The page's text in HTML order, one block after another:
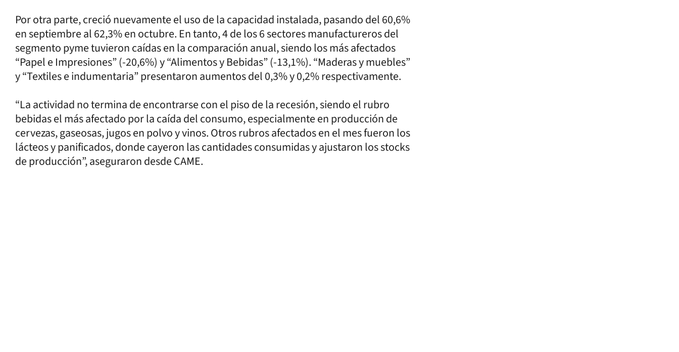
Por otra parte, creció nuevamente el uso de la capacidad instalada, pasando del 60,6%
en septiembre al 62,3% en octubre. En tanto, 4 de los 6 sectores manufactureros del
segmento pyme tuvieron caídas en la comparación anual, siendo los más afectados
“Papel e Impresiones” (-20,6%) y “Alimentos y Bebidas” (-13,1%). “Maderas y muebles”
y “Textiles e indumentaria” presentaron aumentos del 0,3% y 0,2% respectivamente.
“La actividad no termina de encontrarse con el piso de la recesión, siendo el rubro
bebidas el más afectado por la caída del consumo, especialmente en producción de
cervezas, gaseosas, jugos en polvo y vinos. Otros rubros afectados en el mes fueron los
lácteos y panificados, donde cayeron las cantidades consumidas y ajustaron los stocks
de producción”, aseguraron desde CAME.